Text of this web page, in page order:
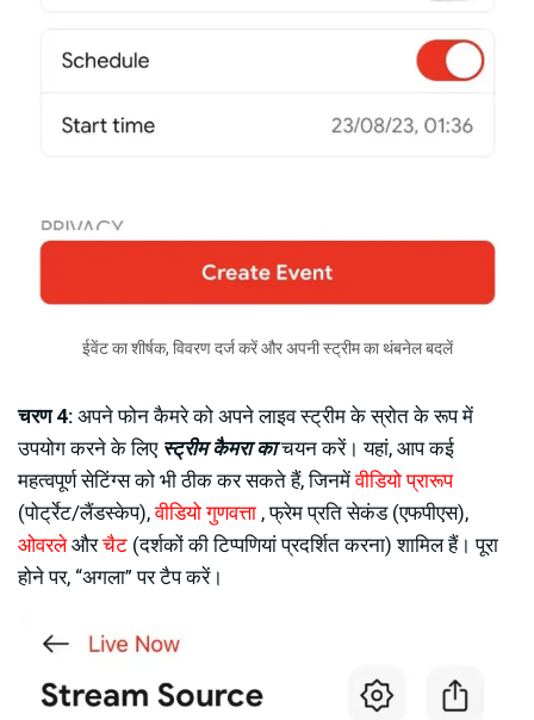
ईवेंट का शीर्षक, विवरण दर्ज करें और अपनी स्ट्रीम का थंबनेल बदलें
चरण 4: अपने फोन कैमरे को अपने लाइव स्ट्रीम के स्रोत के रूप में
उपयोग करने के लिए स्ट्रीम कैमरा काचयन करें। यहां, आप कई
महत्वपूर्ण सेटिंग्स को भी ठीक कर सकते हैं, जिनमेंवीडियो प्रारूप
(पोर्ट्रेट/लैंडस्केप),वीडियो गुणवत्ता , फ्रेम प्रति सेकंड (एफपीएस),
ओवरलेऔरचैट (दर्शकों की टिप्पणियां प्रदर्शित करना) शामिल हैं। पूरा
होने पर, “अगला” पर टैप करें।